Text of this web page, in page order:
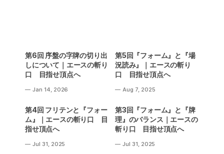
第6回 序盤の字牌の切り出
しについて｜エースの斬り
口 目指せ頂点へ
Jan 14, 2026
第5回『フォーム』と『場
況読み』｜エースの斬り
口 目指せ頂点へ
Aug 7, 2025
第4回 フリテンと『フォー
ム』｜エースの斬り口 目
指せ頂点へ
Jul 31, 2025
第3回『フォーム』と『牌
理』のバランス｜エースの
斬り口 目指せ頂点へ
Jul 31, 2025